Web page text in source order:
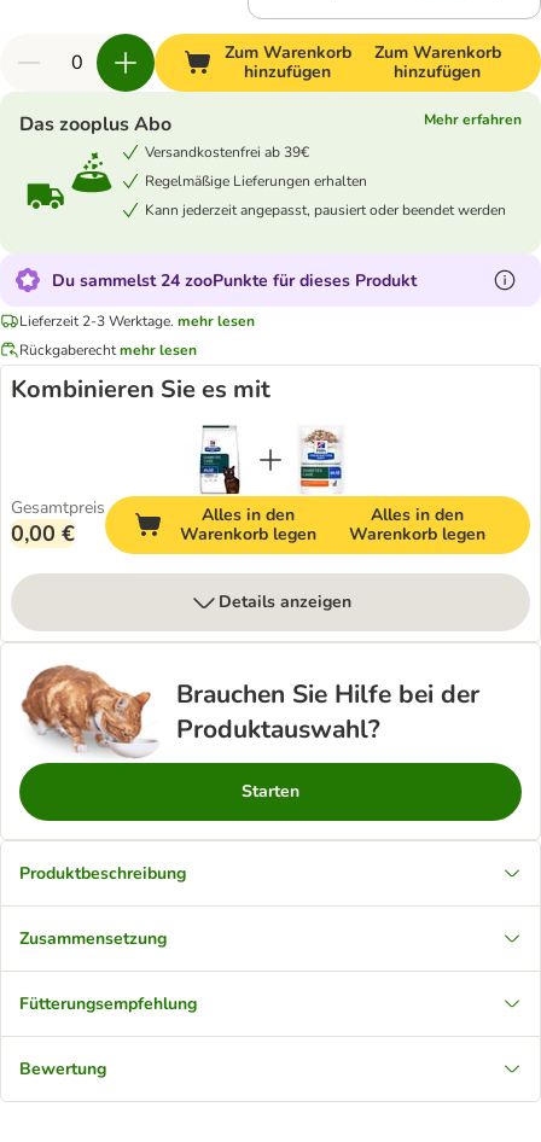
Zum Warenkorb
hinzufügen
Zum Warenkorb
hinzufügen
Das zooplus Abo
Mehr erfahren
Versandkostenfrei ab 39€
Regelmäßige Lieferungen erhalten
Kann jederzeit angepasst, pausiert oder beendet werden
Du sammelst 24 zooPunkte für dieses Produkt
Lieferzeit 2-3 Werktage. mehr lesen
Rückgaberechtmehr lesen
Kombinieren Sie es mit
Gesamtpreis
0,00 €
Alles in den
Warenkorb legen
Alles in den
Warenkorb legen
Details anzeigen
Brauchen Sie Hilfe bei der
Produktauswahl?
Starten
Produktbeschreibung
Zusammensetzung
Fütterungsempfehlung
Bewertung